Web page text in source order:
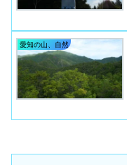
愛知の山、自然